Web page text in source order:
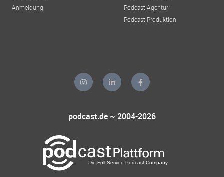
Anmeldung
Podcast-Agentur
Podcast-Produktion
podcast.de ~ 2004-2026